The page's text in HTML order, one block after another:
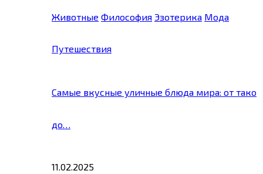
Животные Философия Эзотерика Мода
Путешествия
Самые вкусные уличные блюда мира: от тако
до…
11.02.2025